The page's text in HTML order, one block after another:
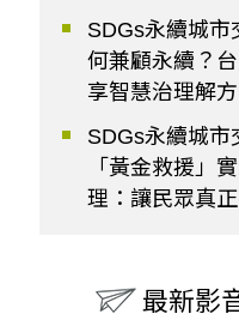
SDGs永續城市
何兼顧永續？
享智慧治理解方
SDGs永續城市
「黃金救援」
理：讓民眾真
最新影